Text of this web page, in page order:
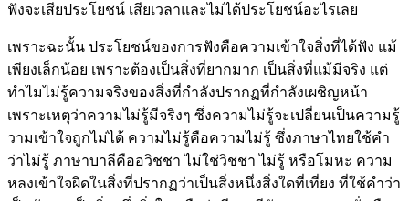
ฟังจะเสียประโยชน์ เสียเวลาและไม่ได้ประโยชน์อะไรเลย
เพราะฉะนั้น ประโยชน์ของการฟังคือความเข้าใจสิ่งที่ได้ฟัง แม้
เพียงเล็กน้อย เพราะต้องเป็นสิ่งที่ยากมาก เป็นสิ่งที่แม้มีจริง แต่
ทำไมไม่รู้ความจริงของสิ่งที่กำลังปรากฏที่กำลังเผชิญหน้า
เพราะเหตุว่าความไม่รู้มีจริงๆ ซึ่งความไม่รู้จะเปลี่ยนเป็นความรู้
วามเข้าใจถูกไม่ได้ ความไม่รู้คือความไม่รู้ ซึ่งภาษาไทยใช้คำ
ว่าไม่รู้ ภาษาบาลีคืออวิชชา ไม่ใช่วิชชา ไม่รู้ หรือโมหะ ความ
หลงเข้าใจผิดในสิ่งที่ปรากฏว่าเป็นสิ่งหนึ่งสิ่งใดที่เที่ยง ที่ใช้คำว่า